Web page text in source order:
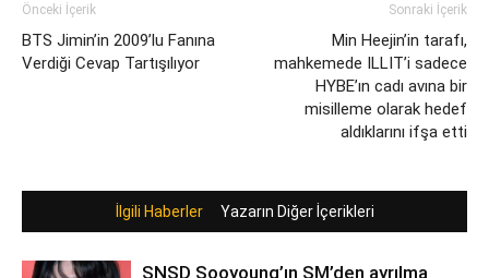
Önceki İçerik
BTS Jimin’in 2009’lu Fanına
Verdiği Cevap Tartışılıyor
Sonraki İçerik
Min Heejin’in tarafı,
mahkemede ILLIT’i sadece
HYBE’ın cadı avına bir
misilleme olarak hedef
aldıklarını ifşa etti
İlgili Haberler Yazarın Diğer İçerikleri
SNSD Sooyoung’ın SM’den ayrılma